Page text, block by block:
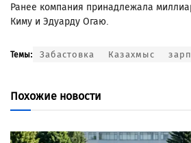
Ранее компания принадлежала
Киму и Эдуарду Огаю.
Темы: Забастовка Казахмыс
Похожие новости